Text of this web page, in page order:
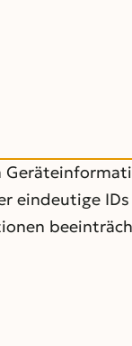
eindeutige